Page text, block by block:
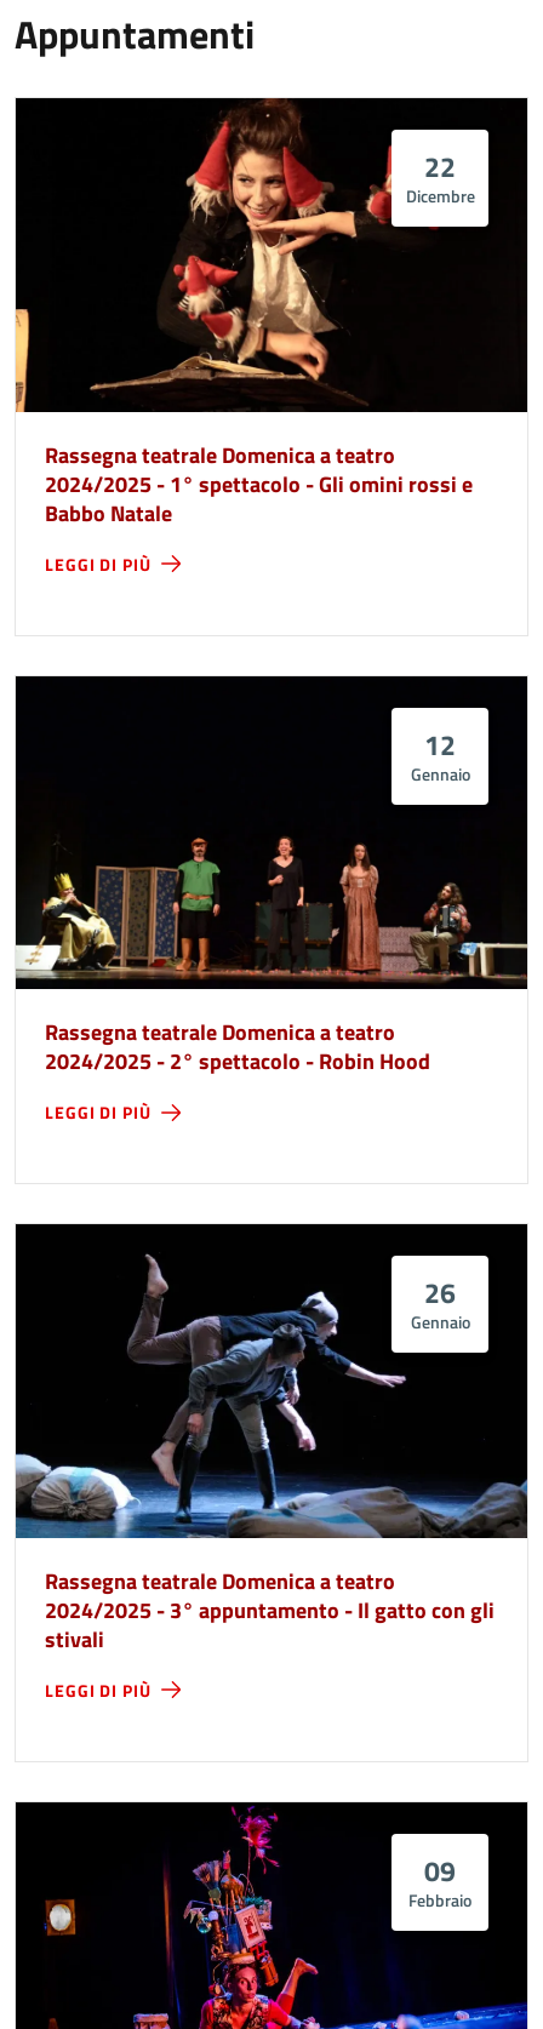
Appuntamenti
22
Dicembre
Rassegna teatrale Domenica a teatro
2024/2025 - 1° spettacolo - Gli omini rossi e
Babbo Natale
LEGGI DI PIÙ
12
Gennaio
Rassegna teatrale Domenica a teatro
2024/2025 - 2° spettacolo - Robin Hood
LEGGI DI PIÙ
26
Gennaio
Rassegna teatrale Domenica a teatro
2024/2025 - 3° appuntamento - Il gatto con gli
stivali
LEGGI DI PIÙ
09
Febbraio